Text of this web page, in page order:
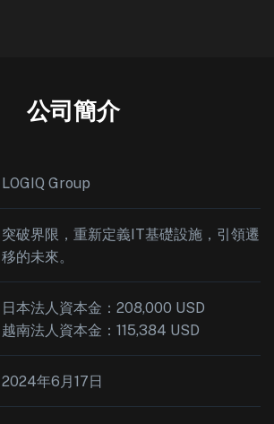
公司簡介
LOGIQ Group
突破界限，重新定義IT基礎設施，引領遷
移的未來。
日本法人資本金：208,000 USD
越南法人資本金：115,384 USD
2024年6月17日